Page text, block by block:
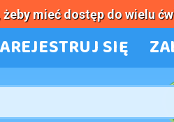
żeby mieć dostęp do wielu
SIĘ